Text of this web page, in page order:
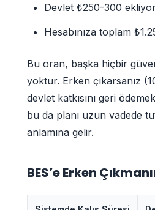
Devlet ₺250-300
Hesabınıza toplam
Bu oran, başka hiçbir
yoktur. Erken çıkarsanız
devlet katkısını geri
bu da planı uzun vadede
anlamına gelir.
BES’e Erken